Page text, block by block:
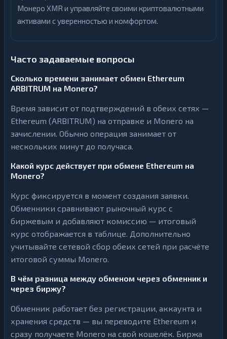
Монеро XMR и управляйте своими криптовалютными
активами с уверенностью и комфортом.
Часто задаваемые вопросы
Сколько времени занимает обмен Ethereum
ARBITRUM на Monero?
Время зависит от подтверждений в обеих сетях —
Ethereum (ARBITRUM) на отправке и Monero на
зачислении. Обычно операция занимает от
нескольких минут до получаса.
Какой курс действует при обмене Ethereum на
Monero?
Курс фиксируется в момент создания заявки.
Обменники сравнивают рыночный курс с
биржевым и добавляют комиссию — итоговый
курс отображается в таблице. Дополнительно
учитывайте сетевой сбор обеих сетей при расчёте
итоговой суммы Monero.
В чём разница между обменом через обменник и
через биржу?
Обменник работает без регистрации, аккаунта и
хранения средств — вы переводите Ethereum и
сразу получаете Monero на свой кошелёк. Биржа